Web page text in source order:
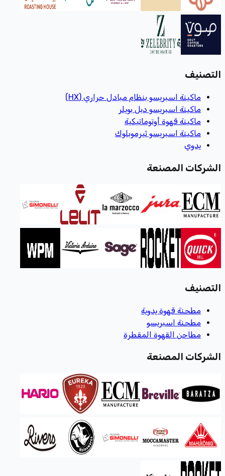
التصنيف
ماكينة اسبريسو بنظام مبادل حراري (HX)
ماكينة اسبريسو دبل بويلر
ماكينة قهوة أوتوماتيكية
ماكينة اسبريسو ثيرموبلوك
يدوي
الشركات المصنعة
التصنيف
مطحنة قهوة يدوية
مطحنة اسبريسو
مطاحن القهوة المقطرة
الشركات المصنعة